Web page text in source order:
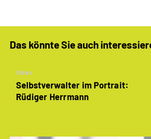
Das könnte Sie auch
Video
Selbstverwalter im Portrait:
Rüdiger Herrmann